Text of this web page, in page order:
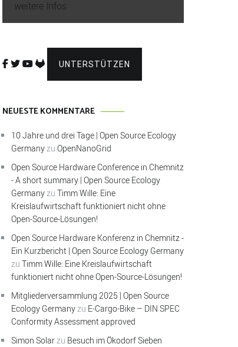
weitere Infos
UNTERSTÜTZEN
NEUESTE KOMMENTARE
10 Jahre und drei Tage | Open Source Ecology
Germanyzu OpenNanoGrid
Open Source Hardware Conference in Chemnitz
- A short summary | Open Source Ecology
Germanyzu Timm Wille: Eine
Kreislaufwirtschaft funktioniert nicht ohne
Open-Source-Lösungen!
Open Source Hardware Konferenz in Chemnitz -
Ein Kurzbericht | Open Source Ecology Germany
zu Timm Wille: Eine Kreislaufwirtschaft
funktioniert nicht ohne Open-Source-Lösungen!
Mitgliederversammlung 2025 | Open Source
Ecology Germanyzu E-Cargo-Bike – DIN SPEC
Conformity Assessment approved
Simon Solarzu Besuch im Ökodorf Sieben